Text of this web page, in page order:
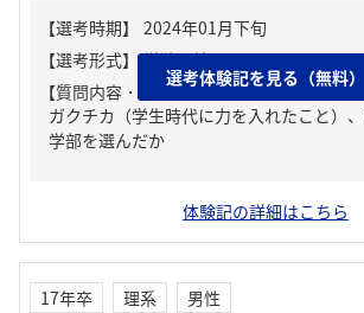
【質問内容・課題】
ガクチカ（学生時代に力を入れたこと）、
学部を選んだか
選考体験記を見る（無料）
体験記の詳細はこちら
17年卒 理系
男性